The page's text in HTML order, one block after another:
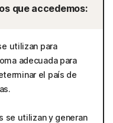
que accedemos:
utilizan para
adecuada para
el país de
se utilizan y generan